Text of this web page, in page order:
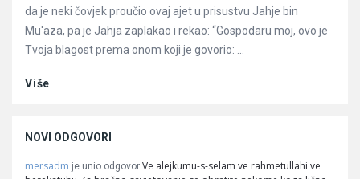
da je neki čovjek proučio ovaj ajet u prisustvu Jahje bin
Mu'aza, pa je Jahja zaplakao i rekao: “Gospodaru moj, ovo je
Tvoja blagost prema onom koji je govorio: ...
Više
NOVI ODGOVORI
mersadm je unio odgovor Ve alejkumu-s-selam ve rahmetullahi ve